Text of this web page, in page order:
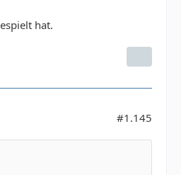
hat.
#1.145